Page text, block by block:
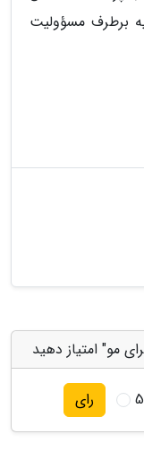
برطرف مسؤولیت
5 رای